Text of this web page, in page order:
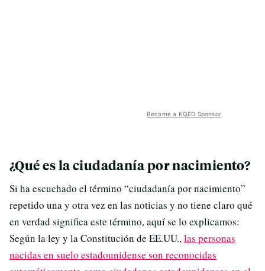
Become a KQED Sponsor
¿Qué es la ciudadanía por nacimiento?
Si ha escuchado el término “ciudadanía por nacimiento”
repetido una y otra vez en las noticias y no tiene claro qué
en verdad significa este término, aquí se lo explicamos:
Según la ley y la Constitución de EE.UU.,las personas
nacidas en suelo estadounidense son reconocidas